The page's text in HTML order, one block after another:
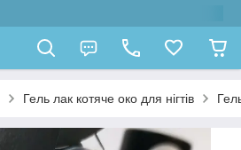
Гель лак котяче око для нігтів